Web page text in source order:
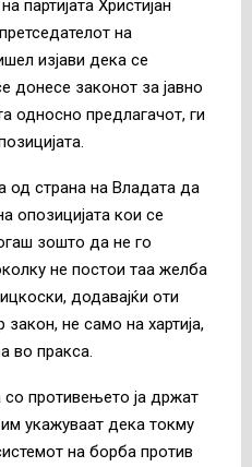
партијата Христијан
на
изјави дека се
донесе законот за јавно
односно предлагачот, ги
од страна на Владата да
опозицијата кои се
зошто да не го
не постои таа желба
додавајќи оти
не само на хартија,
во пракса.
противењето ја држат
укажуваат дека токму
на борба против